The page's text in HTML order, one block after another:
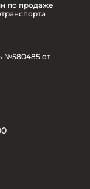
по продаже
№580485 от